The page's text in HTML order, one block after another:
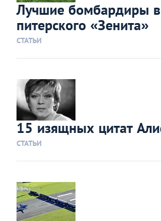
Лучшие бомбардиры в
питерского «Зенита»
СТАТЬИ
15 изящных цитат
СТАТЬИ